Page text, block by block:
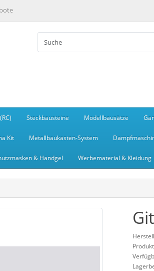
Steckbausteine Modellbausätze
Kit Metallbaukasten-System
& Handgel Werbematerial & Kleidung